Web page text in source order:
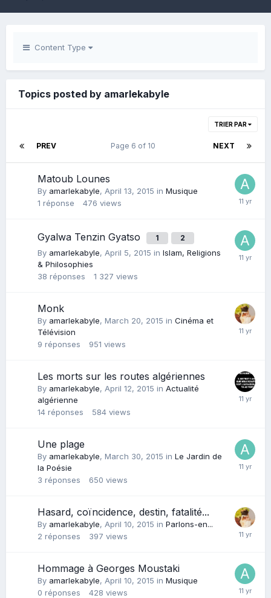
Content Type
Topics posted by amarlekabyle
TRIER PAR
PREV NEXT
Page 6 of 10
Matoub Lounes
By amarlekabyle, April 13, 2015 in Musique
1 réponse 476 views
Gyalwa Tenzin Gyatso 1 2
By amarlekabyle, April 5, 2015 in Islam, Religions
& Philosophies
38 réponses 1 327 views
Monk
By amarlekabyle, March 20, 2015 in Cinéma et
Télévision
9 réponses 951 views
Les morts sur les routes algériennes
By amarlekabyle, April 12, 2015 in Actualité
algérienne
14 réponses 584 views
Une plage
By amarlekabyle, March 30, 2015 in Le Jardin de
la Poésie
3 réponses 650 views
Hasard, coïncidence, destin, fatalité...
By amarlekabyle, April 10, 2015 in Parlons-en...
2 réponses 397 views
Hommage à Georges Moustaki
By amarlekabyle, April 10, 2015 in Musique
0 réponses 428 views